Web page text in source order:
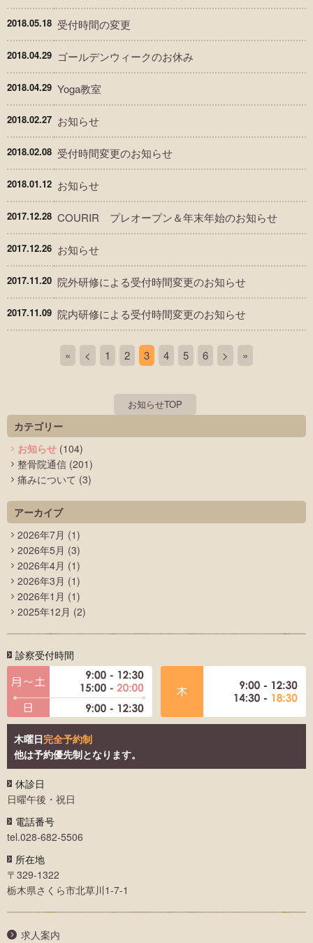
2018.05.18 受付時間の変更
2018.04.29 ゴールデンウィークのお休み
2018.04.29 Yoga教室
2018.02.27 お知らせ
2018.02.08 受付時間変更のお知らせ
2018.01.12 お知らせ
2017.12.28 COURIR プレオープン＆年末年始のお知らせ
2017.12.26 お知らせ
2017.11.20 院外研修による受付時間変更のお知らせ
2017.11.09 院内研修による受付時間変更のお知らせ
« < 1 2 3 4 5 6 > »
お知らせTOP
カテゴリー
お知らせ (104)
整骨院通信 (201)
痛みについて (3)
アーカイブ
2026年7月 (1)
2026年5月 (3)
2026年4月 (1)
2026年3月 (1)
2026年1月 (1)
2025年12月 (2)
診察受付時間
木曜日完全予約制
他は予約優先制となります。
休診日
日曜午後・祝日
電話番号
tel.028-682-5506
所在地
〒329-1322
栃木県さくら市北草川1-7-1
求人案内